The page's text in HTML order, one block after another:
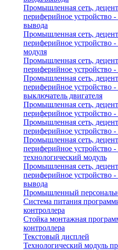
Промышленная сеть,
периферийное устройство
вывода
Промышленная сеть,
периферийное устройство
модуля
Промышленная сеть,
периферийное устройство
Промышленная сеть,
периферийное устройство
выключатель двигателя
Промышленная сеть,
периферийное устройство
Промышленная сеть,
периферийное устройство
Промышленная сеть,
периферийное устройство
технологический модуль
Промышленная сеть,
периферийное устройство
вывода
Промышленный
Система питания
контроллера
Стойка монтажная
контроллера
Текстовый дисплей
Технологический модуль